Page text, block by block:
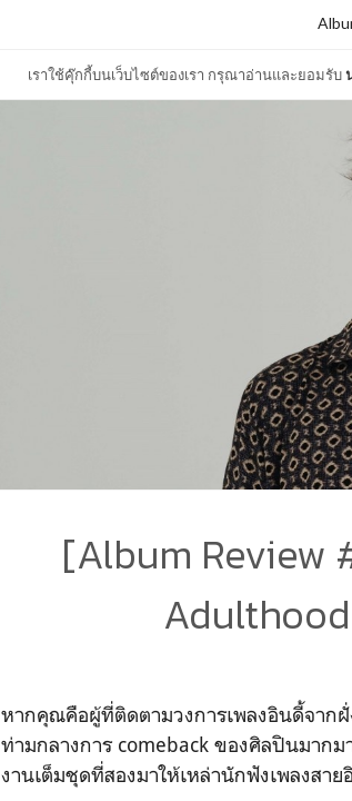
เราใช้คุ๊กกี้บนเว็บไซต์ของเรา กรุณาอ่านและยอมรับ
[Album Review
หากคุณคือผู้ที่ติดตามวงการเพลงอินดี้จาก
ท่ามกลางการ comeback ของศิลปินมาก
งานเต็มชุดที่สองมาให้เหล่านักฟังเพลงสา